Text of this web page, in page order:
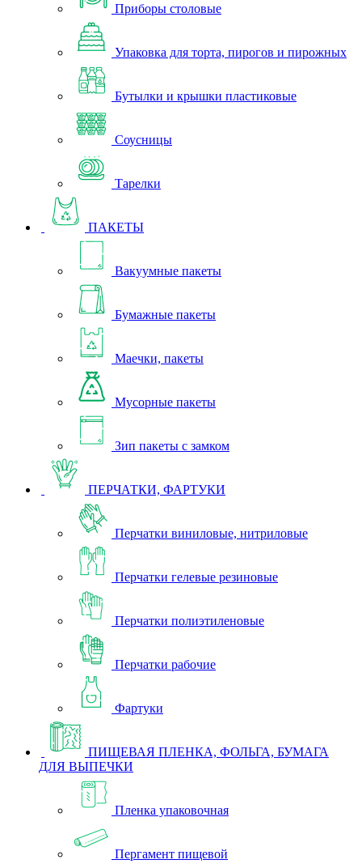
Приборы столовые
Упаковка для торта, пирогов и пирожных
Бутылки и крышки пластиковые
Соусницы
Тарелки
ПАКЕТЫ
Вакуумные пакеты
Бумажные пакеты
Маечки, пакеты
Мусорные пакеты
Зип пакеты с замком
ПЕРЧАТКИ, ФАРТУКИ
Перчатки виниловые, нитриловые
Перчатки гелевые резиновые
Перчатки полиэтиленовые
Перчатки рабочие
Фартуки
ПИЩЕВАЯ ПЛЕНКА, ФОЛЬГА, БУМАГА
ДЛЯ ВЫПЕЧКИ
Пленка упаковочная
Пергамент пищевой